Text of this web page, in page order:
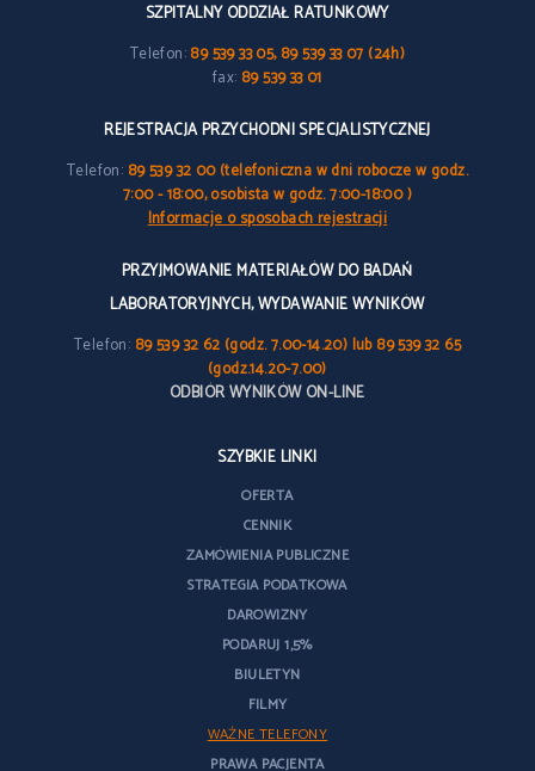
SZPITALNY ODDZIAŁ RATUNKOWY
Telefon:89 539 33 05, 89 539 33 07 (24h)
fax: 89 539 33 01
REJESTRACJA PRZYCHODNI SPECJALISTYCZNEJ
Telefon: 89 539 32 00 (telefoniczna w dni robocze w godz.
7:00 - 18:00, osobista w godz. 7:00-18:00 )
Informacje o sposobach rejestracji
PRZYJMOWANIE MATERIAŁÓW DO BADAŃ
LABORATORYJNYCH, WYDAWANIE WYNIKÓW
Telefon: 89 539 32 62 (godz. 7.00-14.20) lub 89 539 32 65
(godz.14.20-7.00)
ODBIÓR WYNIKÓW ON-LINE
SZYBKIE LINKI
OFERTA
CENNIK
ZAMÓWIENIA PUBLICZNE
STRATEGIA PODATKOWA
DAROWIZNY
PODARUJ 1,5%
BIULETYN
FILMY
WAŻNE TELEFONY
PRAWA PACJENTA